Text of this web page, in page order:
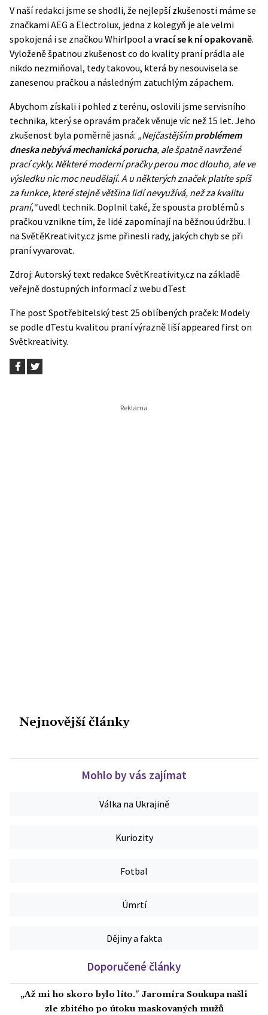
V naší redakci jsme se shodli, že nejlepší zkušenosti máme se
značkami AEG a Electrolux, jedna z kolegyň je ale velmi
spokojená i se značkou Whirlpool a vrací se k ní opakovaně.
Vyloženě špatnou zkušenost co do kvality praní prádla ale
nikdo nezmiňoval, tedy takovou, která by nesouvisela se
zanesenou pračkou a následným zatuchlým zápachem.
Abychom získali i pohled z terénu, oslovili jsme servisního
technika, který se opravám praček věnuje víc než 15 let. Jeho
zkušenost byla poměrně jasná: „Nejčastějšímproblémem
dneska nebývá mechanická porucha, ale špatně navržené
prací cykly. Některé moderní pračky perou moc dlouho, ale ve
výsledku nic moc neudělají. A u některých značek platíte spíš
za funkce, které stejně většina lidí nevyužívá, než za kvalitu
praní,“uvedl technik. Doplnil také, že spousta problémů s
pračkou vznikne tím, že lidé zapomínají na běžnou údržbu. I
na SvětěKreativity.cz jsme přinesli rady, jakých chyb se při
praní vyvarovat.
Zdroj: Autorský text redakce SvětKreativity.cz na základě
veřejně dostupných informací z webu dTest
The post Spotřebitelský test 25 oblíbených praček: Modely
se podle dTestu kvalitou praní výrazně lišíappeared first on
Světkreativity.
Nejnovější články
Mohlo by vás zajímat
Válka na Ukrajině
Kuriozity
Fotbal
Úmrtí
Dějiny a fakta
Doporučené články
„Až mi ho skoro bylo líto." Jaromíra Soukupa našli
zle zbitého po útoku maskovaných mužů